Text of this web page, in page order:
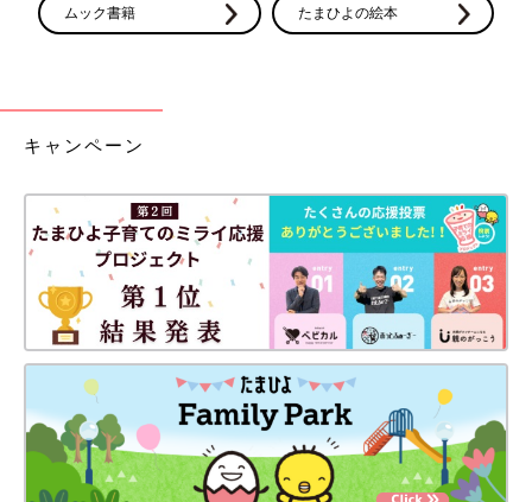
ムック書籍 たまひよの絵本
キャンペーン